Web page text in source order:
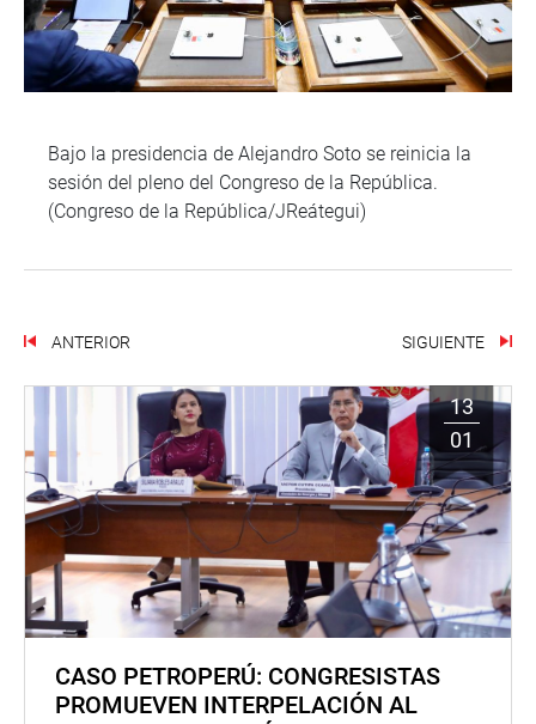
Bajo la presidencia de Alejandro Soto se reinicia la
sesión del pleno del Congreso de la República.
(Congreso de la República/JReátegui)
ANTERIOR SIGUIENTE
13
01
CASO PETROPERÚ: CONGRESISTAS
PROMUEVEN INTERPELACIÓN AL